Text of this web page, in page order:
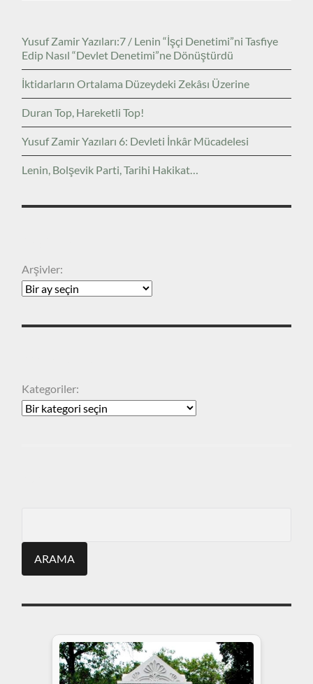
Yusuf Zamir Yazıları:7 / Lenin “İşçi Denetimi”ni Tasfiye
Edip Nasıl “Devlet Denetimi”ne Dönüştürdü
İktidarların Ortalama Düzeydeki Zekâsı Üzerine
Duran Top, Hareketli Top!
Yusuf Zamir Yazıları 6: Devleti İnkâr Mücadelesi
Lenin, Bolşevik Parti, Tarihi Hakikat…
Arşivler:
Kategoriler: